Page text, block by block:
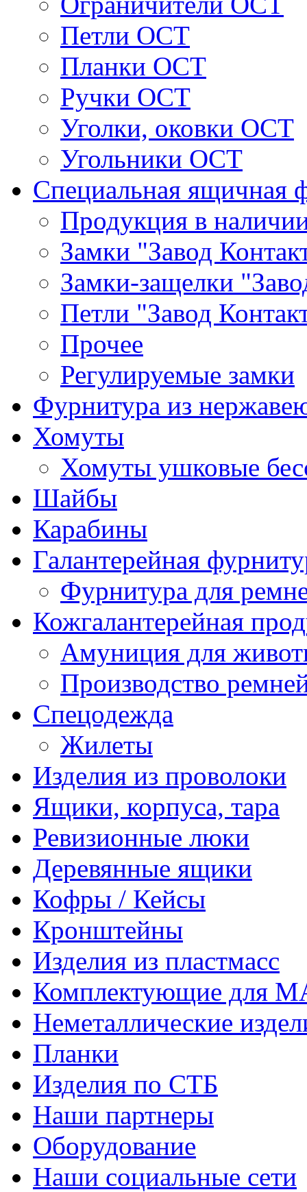
Петли ОСТ
Планки ОСТ
Ручки ОСТ
Уголки, оковки ОСТ
Угольники ОСТ
Специальная ящичная
Продукция в
Замки "Завод
Замки-защелки
Петли "Завод
Прочее
Регулируемые замки
Фурнитура из
Хомуты
Хомуты ушковые
Шайбы
Карабины
Галантерейная
Фурнитура для
Кожгалантерейная
Амуниция для
Производство
Спецодежда
Жилеты
Изделия из проволоки
Ящики, корпуса, тара
Ревизионные люки
Деревянные ящики
Кофры / Кейсы
Кронштейны
Изделия из пластмасс
Комплектующие для
Неметаллические
Планки
Изделия по СТБ
Наши партнеры
Оборудование
Наши социальные сети